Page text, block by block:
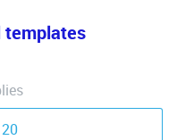
templates